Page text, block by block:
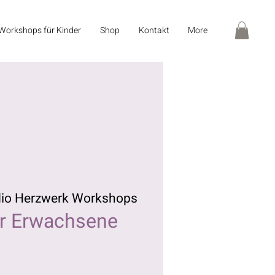
für Kinder Shop Kontakt More
Herzwerk Workshops
Erwachsene